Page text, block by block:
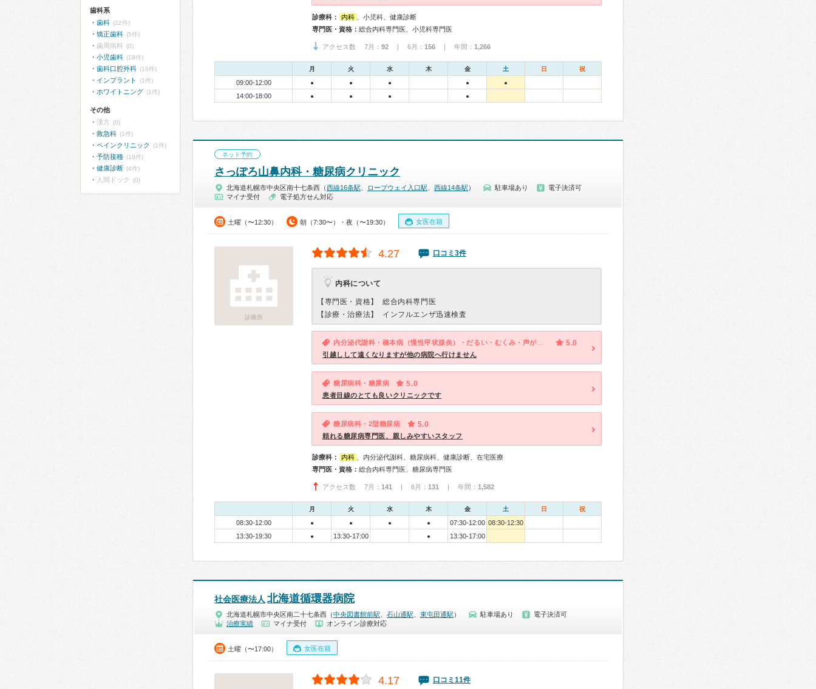
診療科： 内科
、小児科、健康診断
専門医・資格： 総合内科専門医、小児科専門医
アクセス数 7月： 92 | 6月： 156 | 年間： 1,266
月 火 水 木 金 土 日 祝
09:00-12:00 ● ● ● ● ●
14:00-18:00 ● ● ● ●
ネット予約
さっぽろ山鼻内科・糖尿病クリニック
北海道札幌市中央区南十七条西（西線16条駅 ロープウェイ入口駅 西線14条駅 ） 駐車場あり
電子決済可
マイナ受付
電子処方せん対応
土曜（〜12:30） 朝（7:30〜）・夜（〜19:30） 女医在籍
診療所
4.27 口コミ3件
内科について
【専門医・資格】
総合内科専門医
【診療・治療法】
インフルエンザ迅速検査
内分泌代謝科・橋本病（慢性甲状腺炎）・だるい・むくみ・声が枯れる 5.0
引越しして遠くなりますが他の病院へ行けません
糖尿病科・糖尿病 5.0
患者目線のとても良いクリニックです
糖尿病科・2型糖尿病 5.0
頼れる糖尿病専門医、親しみやすいスタッフ
診療科： 内科
、内分泌代謝科、糖尿病科、健康診断、在宅医療
専門医・資格： 総合内科専門医、糖尿病専門医
アクセス数 7月： 141 | 6月： 131 | 年間： 1,582
月 火 水 木 金 土 日 祝
08:30-12:00 ● ● ● ● 07:30-12:00 08:30-12:30
13:30-19:30
● 13:30-17:00 ● 13:30-17:00
社会医療法人 北海道循環器病院
北海道札幌市中央区南二十七条西（中央図書館前駅 石山通駅 東屯田通駅 ） 駐車場あり
電子決済可
治療実績
マイナ受付 オンライン診療対応
土曜（〜17:00） 女医在籍
4.17 口コミ11件
歯科系
歯科 (22件)
矯正歯科 (5件)
歯周病科 (0)
小児歯科 (18件)
歯科口腔外科 (10件)
インプラント (1件)
ホワイトニング (1件)
その他
漢方 (0)
救急科 (1件)
ペインクリニック (1件)
予防接種 (18件)
健康診断 (4件)
人間ドック (0)